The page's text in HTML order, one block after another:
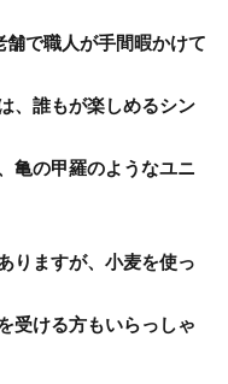
で職人が手間暇かけて
、誰もが楽しめるシン
亀の甲羅のようなユニ
りますが、小麦を使っ
受ける方もいらっしゃ